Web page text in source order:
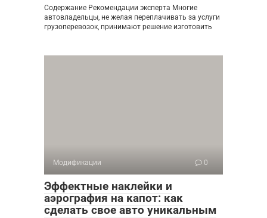
Содержание Рекомендации эксперта Многие
автовладельцы, не желая переплачивать за услуги
грузоперевозок, принимают решение изготовить
Модификации 0
Эффектные наклейки и
аэрография на капот: как
сделать свое авто уникальным